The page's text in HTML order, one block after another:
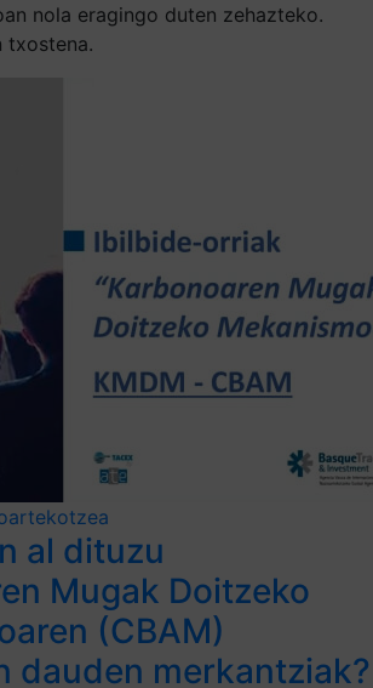
nola eragingo duten zehazteko.
txostena.
al dituzu
Mugak Doitzeko
(CBAM)
dauden merkantziak?